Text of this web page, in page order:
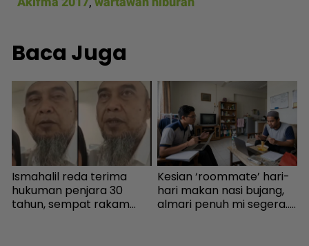
Baca Juga
Ismahalil reda terima
hukuman penjara 30
tahun, sempat rakam
Kesian ‘roommate’ hari-
hari makan nasi bujang,
almari penuh mi segera...